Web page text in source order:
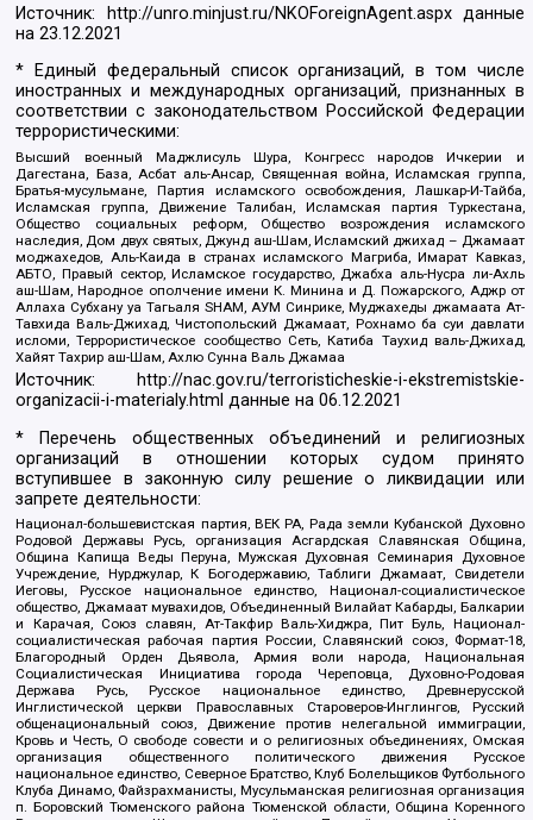
Источник: http://unro.minjust.ru/NKOForeignAgent.aspxданные
на23.12.2021
* Единый федеральный список организаций, в том числе
иностранных и международных организаций, признанных в
соответствии с законодательством Российской Федерации
террористическими:
Высший военный Маджлисуль Шура, Конгресс народов Ичкерии и
Дагестана, База, Асбат аль-Ансар, Священная война, Исламская группа,
Братья-мусульмане, Партия исламского освобождения, Лашкар-И-Тайба,
Исламская группа, Движение Талибан, Исламская партия Туркестана,
Общество социальных реформ, Общество возрождения исламского
наследия, Дом двух святых, Джунд аш-Шам, Исламский джихад – Джамаат
моджахедов, Аль-Каида в странах исламского Магриба, Имарат Кавказ,
АБТО, Правый сектор, Исламское государство, Джабха аль-Нусра ли-Ахль
аш-Шам, Народное ополчение имени К. Минина и Д. Пожарского, Аджр от
Аллаха Субхану уа Тагьаля SHAM, АУМ Синрике, Муджахеды джамаата Ат-
Тавхида Валь-Джихад, Чистопольский Джамаат, Рохнамо ба суи давлати
исломи, Террористическое сообщество Сеть, Катиба Таухид валь-Джихад,
Хайят Тахрир аш-Шам, Ахлю Сунна Валь Джамаа
Источник:
http://nac.gov.ru/terroristicheskie-i-ekstremistskie-
organizacii-i-materialy.html данные на06.12.2021
* Перечень общественных объединений и религиозных
организаций в отношении которых судом принято
вступившее в законную силу решение о ликвидации или
запрете деятельности:
Национал-большевистская партия, ВЕК РА, Рада земли Кубанской Духовно
Родовой Державы Русь, организация Асгардская Славянская Община,
Община Капища Веды Перуна, Мужская Духовная Семинария Духовное
Учреждение, Нурджулар, К Богодержавию, Таблиги Джамаат, Свидетели
Иеговы, Русское национальное единство, Национал-социалистическое
общество, Джамаат мувахидов, Объединенный Вилайат Кабарды, Балкарии
и Карачая, Союз славян, Ат-Такфир Валь-Хиджра, Пит Буль, Национал-
социалистическая рабочая партия России, Славянский союз, Формат-18,
Благородный Орден Дьявола, Армия воли народа, Национальная
Социалистическая Инициатива города Череповца, Духовно-Родовая
Держава Русь, Русское национальное единство, Древнерусской
Инглистической церкви Православных Староверов-Инглингов, Русский
общенациональный союз, Движение против нелегальной иммиграции,
Кровь и Честь, О свободе совести и о религиозных объединениях, Омская
организация общественного политического движения Русское
национальное единство, Северное Братство, Клуб Болельщиков Футбольного
Клуба Динамо, Файзрахманисты, Мусульманская религиозная организация
п. Боровский Тюменского района Тюменской области, Община Коренного